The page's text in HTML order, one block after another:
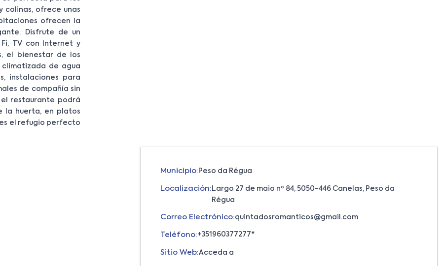
colinas, ofrece unas
ofrecen la
Disfrute de un
TV con Internet y
el bienestar de los
de agua
instalaciones para
de compañía sin
restaurante podrá
la huerta, en platos
el refugio perfecto
Municipio: Peso da Régua
Localización: Largo 27 de maio nº 84, 5050-446 Canelas, Peso da
Régua
Correo Electrónico:quintadosromanticos@gmail.com
Teléfono:+351960377277*
Sitio Web:Acceda a